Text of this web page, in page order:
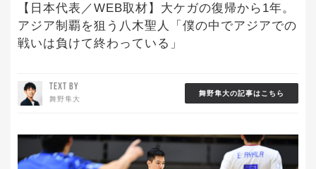
【日本代表／WEB取材】大ケガの復帰から1年。
アジア制覇を狙う八木聖人「僕の中でアジアでの
戦いは負けて終わっている」
TEXT BY
舞野隼大
舞野隼大の記事はこちら